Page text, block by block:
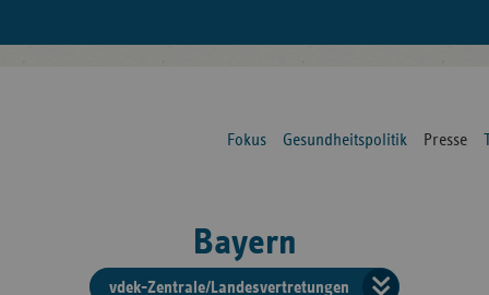
Fokus Gesundheitspolitik Presse
Bayern
vdek-Zentrale/Landesvertretungen